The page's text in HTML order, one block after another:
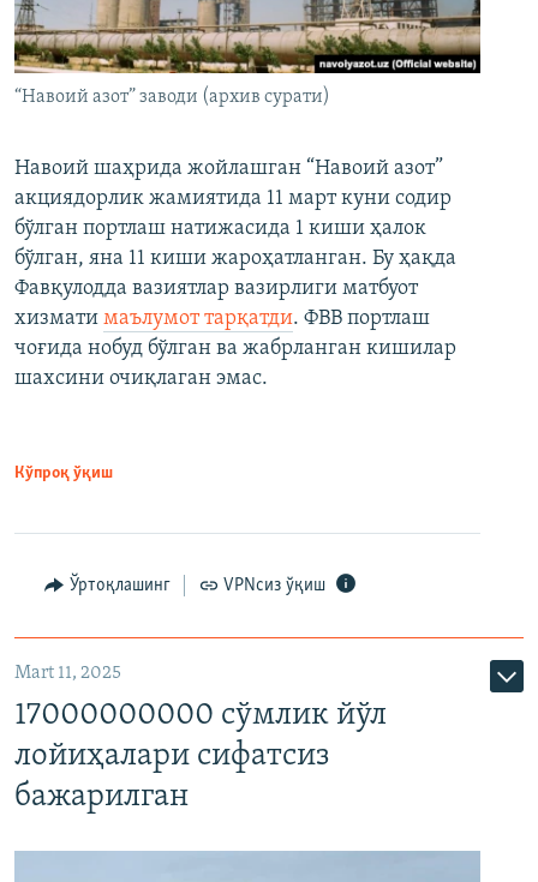
“Навоий азот” заводи (архив сурати)
Навоий шаҳрида жойлашган “Навоий азот”
акциядорлик жамиятида 11 март куни содир
бўлган портлаш натижасида 1 киши ҳалок
бўлган, яна 11 киши жароҳатланган. Бу ҳақда
Фавқулодда вазиятлар вазирлиги матбуот
хизмати маълумот тарқатди. ФВВ портлаш
чоғида нобуд бўлган ва жабрланган кишилар
шахсини очиқлаган эмас.
Кўпроқ ўқиш
Ўртоқлашинг VPNсиз ўқиш
Mart 11, 2025
17000000000 сўмлик йўл
лойиҳалари сифатсиз
бажарилган